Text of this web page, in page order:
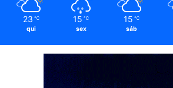
23 ℃
qui
15 ℃
sex
15 ℃
sáb